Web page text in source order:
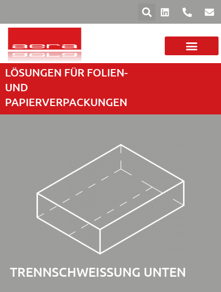
LÖSUNGEN FÜR FOLIEN-
UND
PAPIERVERPACKUNGEN
TRENNSCHWEISSUNG UNTEN